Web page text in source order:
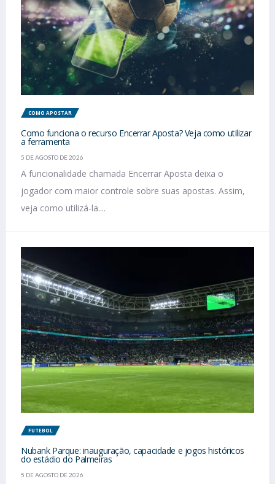
COMO APOSTAR
Como funciona o recurso Encerrar Aposta? Veja como utilizar
a ferramenta
5 DE AGOSTO DE 2026
A funcionalidade chamada Encerrar Aposta deixa o
jogador com maior controle sobre suas apostas. Assim,
veja como utilizá-la....
FUTEBOL
Nubank Parque: inauguração, capacidade e jogos históricos
do estádio do Palmeiras
5 DE AGOSTO DE 2026